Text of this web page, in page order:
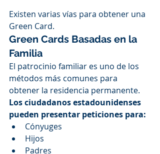
Existen varias vías para obtener una
Green Card.
Green Cards Basadas en la
Familia
El patrocinio familiar es uno de los
métodos más comunes para
obtener la residencia permanente.
Los ciudadanos estadounidenses
pueden presentar peticiones para:
Cónyuges
Hijos
Padres